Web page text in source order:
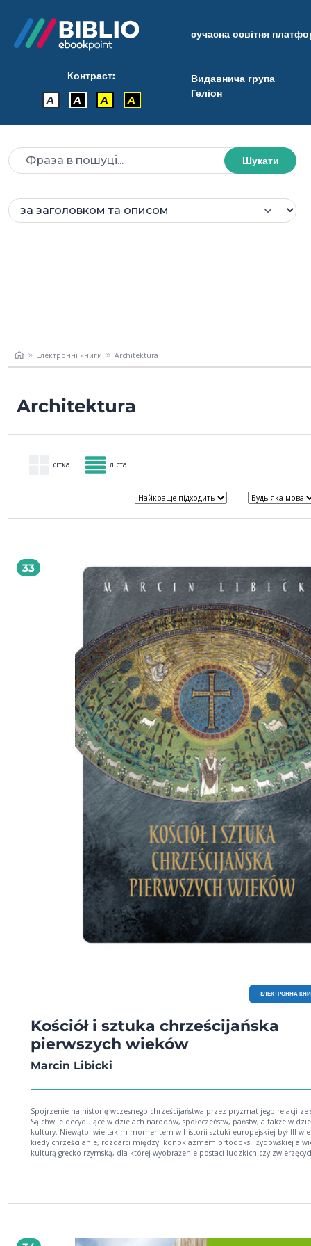
сучасна освітня
Контраст:
A
A A A
Видавнича група
Геліон
Шукати
Електронні книги Architektura
Architektura
сітка ліста
33
EЛЕКТРОННА
Kościół i sztuka chrześcijańska
pierwszych wieków
Marcin Libicki
Spojrzenie na historię wczesnego chrześcijaństwa przez pryzmat jego relacji ze
Są chwile decydujące w dziejach narodów, społeczeństw, państw, a także w
kultury. Niewątpliwie takim momentem w historii sztuki europejskiej był III
kiedy chrześcijanie, rozdarci między ikonoklazmem ortodoksji żydowskiej a
kulturą grecko-rzymską, dla której wyobrażenie postaci ludzkich czy
wspaniałych budowli sakralnych Rawenny i Konstantynopola.